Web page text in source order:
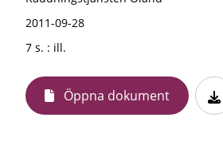
2011-09-28
7 s. : ill.
Öppna dokument